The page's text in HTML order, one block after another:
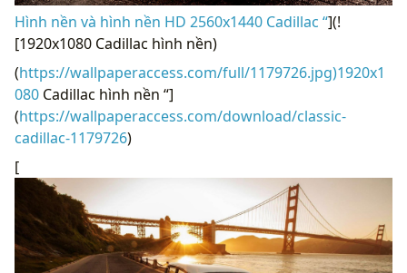
Hình nền và hình nền HD 2560x1440 Cadillac “](!
[1920x1080 Cadillac hình nền)
(https://wallpaperaccess.com/full/1179726.jpg)1920x1
080 Cadillac hình nền “]
(https://wallpaperaccess.com/download/classic-
cadillac-1179726)
[